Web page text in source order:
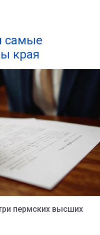
самые
края
пермских высших